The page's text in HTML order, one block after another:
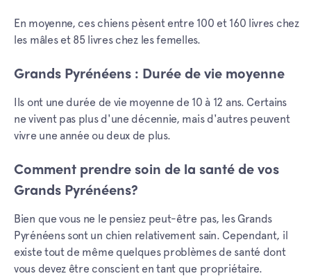
En moyenne, ces chiens pèsent entre 100 et 160 livres chez
les mâles et 85 livres chez les femelles.
Grands Pyrénéens : Durée de vie moyenne
Ils ont une durée de vie moyenne de 10 à 12 ans. Certains
ne vivent pas plus d'une décennie, mais d'autres peuvent
vivre une année ou deux de plus.
Comment prendre soin de la santé de vos
Grands Pyrénéens?
Bien que vous ne le pensiez peut-être pas, les Grands
Pyrénéens sont un chien relativement sain. Cependant, il
existe tout de même quelques problèmes de santé dont
vous devez être conscient en tant que propriétaire.